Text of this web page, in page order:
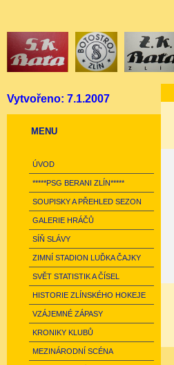
Vytvořeno: 7.1.2007
MENU
ÚVOD
*****PSG BERANI ZLÍN*****
SOUPISKY A PŘEHLED SEZON
GALERIE HRÁČŮ
SÍŇ SLÁVY
ZIMNÍ STADION LUĎKA ČAJKY
SVĚT STATISTIK A ČÍSEL
HISTORIE ZLÍNSKÉHO HOKEJE
VZÁJEMNÉ ZÁPASY
KRONIKY KLUBŮ
MEZINÁRODNÍ SCÉNA